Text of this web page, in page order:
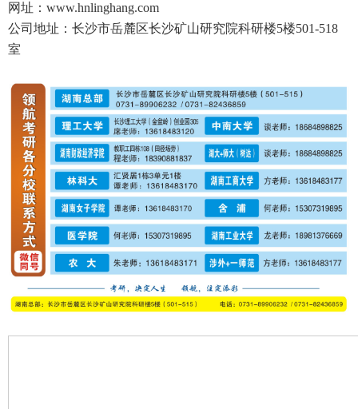
网址：www.hnlinghang.com
公司地址：长沙市岳麓区长沙矿山研究院科研楼5楼501-518
室